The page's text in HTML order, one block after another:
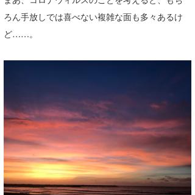
ろん手放しでは喜べない複雑な面も多々あるけ
ど……。
上田純子
ゴン
米山予報士
wanda
予報士 hiro.